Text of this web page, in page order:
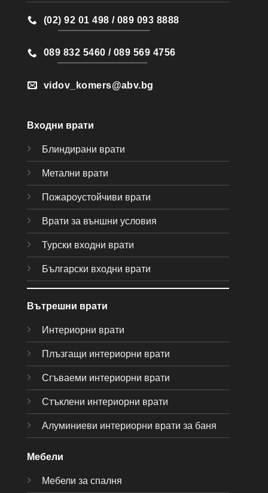
(02) 92 01 498 / 089 093 8888
089 832 5460 / 089 569 4756
vidov_komers@abv.bg
Входни врати
Блиндирани врати
Метални врати
Пожароустойчиви врати
Врати за външни условия
Турски входни врати
Български входни врати
Вътрешни врати
Интериорни врати
Плъзгащи интериорни врати
Сгъваеми интериорни врати
Стъклени интериорни врати
Алуминиеви интериорни врати за баня
Мебели
Мебели за спалня